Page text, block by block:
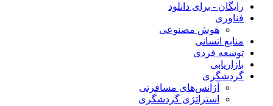
رایگان - برای دانلود
فناوری
هوش مصنوعی
منابع انسانی
توسعه فردی
بازاریابی
گردشگری
آژانس‌های مسافرتی
استراتژی گردشگری